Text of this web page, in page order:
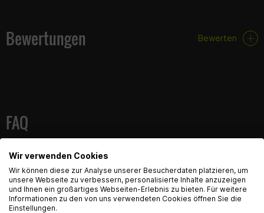
Bewertungen Bewerten
FAQ
Antworten zu diesem Artikel.
English Language recognized
Hey! Our Shop recognized that you are from USA.
Would you like to see the english Version of Radical
Wir verwenden Cookies
Wir können diese zur Analyse unserer Besucherdaten platzieren, um
unsere Webseite zu verbessern, personalisierte Inhalte anzuzeigen
und Ihnen ein großartiges Webseiten-Erlebnis zu bieten. Für weitere
Informationen zu den von uns verwendeten Cookies öffnen Sie die
Einstellungen.